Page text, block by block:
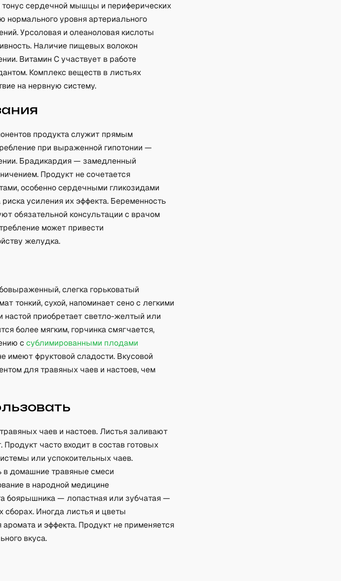
сердечной мышцы и периферических
нормального уровня артериального
Урсоловая и олеаноловая кислоты
Наличие пищевых волокон
Витамин C участвует в работе
Комплекс веществ в листьях
на нервную систему.
продукта служит прямым
при выраженной гипотонии —
Брадикардия — замедленный
Продукт не сочетается
особенно сердечными гликозидами
усиления их эффекта. Беременность
обязательной консультации с врачом
может привести
желудка.
слегка горьковатый
тонкий, сухой, напоминает сено с легкими
настой приобретает светло-желтый или
более мягким, горчинка смягчается,
ссублимированными плодами
имеют фруктовой сладости. Вкусовой
для травяных чаев и настоев, чем
чаев и настоев. Листья заливают
часто входит в состав готовых
или успокоительных чаев.
домашние травяные смеси
в народной медицине
боярышника — лопастная или зубчатая —
сборах. Иногда листья и цветы
и эффекта. Продукт не применяется
вкуса.